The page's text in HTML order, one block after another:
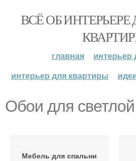
ВСЁ ОБ
главная
интерьер
интерьер для квартиры
Обои для
Мебель для спальни